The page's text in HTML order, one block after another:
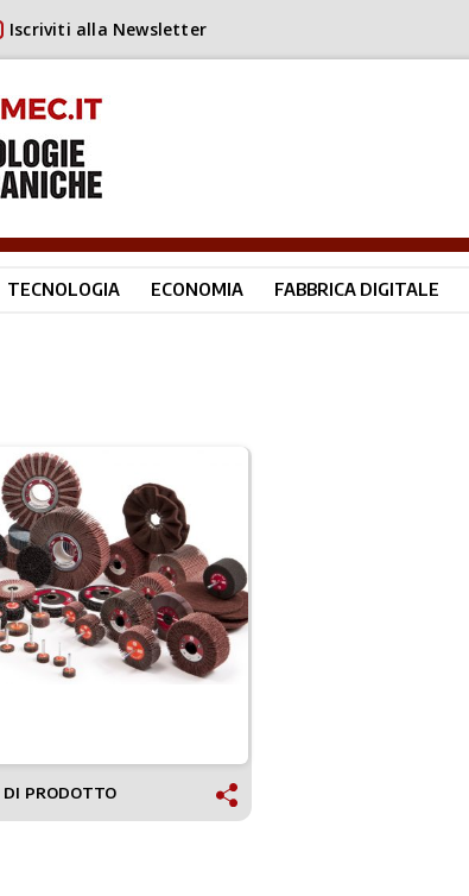
Iscriviti alla Newsletter
TECNOLOGIA ECONOMIA FABBRICA DIGITALE
DI PRODOTTO